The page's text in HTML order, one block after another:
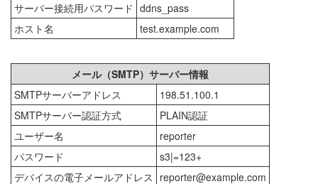
サーバー接続用パスワード ddns_pass
ホスト名
test.example.com
メール（SMTP）サーバー情報
SMTPサーバーアドレス
198.51.100.1
SMTPサーバー認証方式
PLAIN認証
ユーザー名
reporter
パスワード
s3|=123+
デバイスの電子メールアドレス reporter@example.com